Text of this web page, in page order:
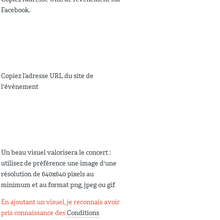
Facebook.
Copiez l’adresse URL du site de
l'événement
Un beau visuel valorisera le concert :
utilisez de préférence une image d'une
résolution de 640x640 pixels au
minimum et au format png, jpeg ou gif
En ajoutant un visuel, je reconnais avoir
pris connaissance desConditions